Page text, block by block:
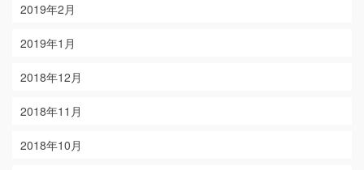
2019年2月
2019年1月
2018年12月
2018年11月
2018年10月